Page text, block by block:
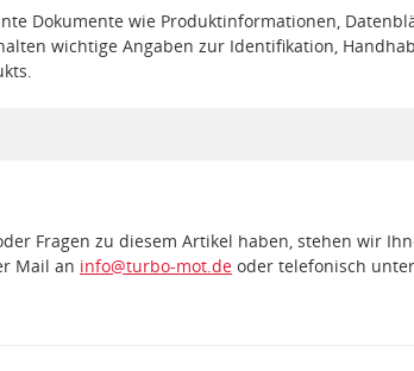
Dokumente wie Produktinformationen,
wichtige Angaben zur Identifikation,
Fragen zu diesem Artikel haben, stehen wir
Mail an info@turbo-mot.de oder telefonisch unter